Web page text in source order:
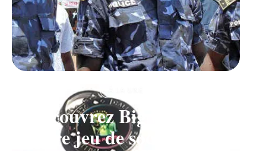
Découvrez Big Monster,
notre jeu de société de la